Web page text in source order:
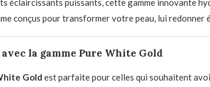
éclaircissants puissants, cette gamme innovante
conçus pour transformer votre peau, lui
la gamme Pure White Gold
Gold est parfaite pour celles qui souhaitent